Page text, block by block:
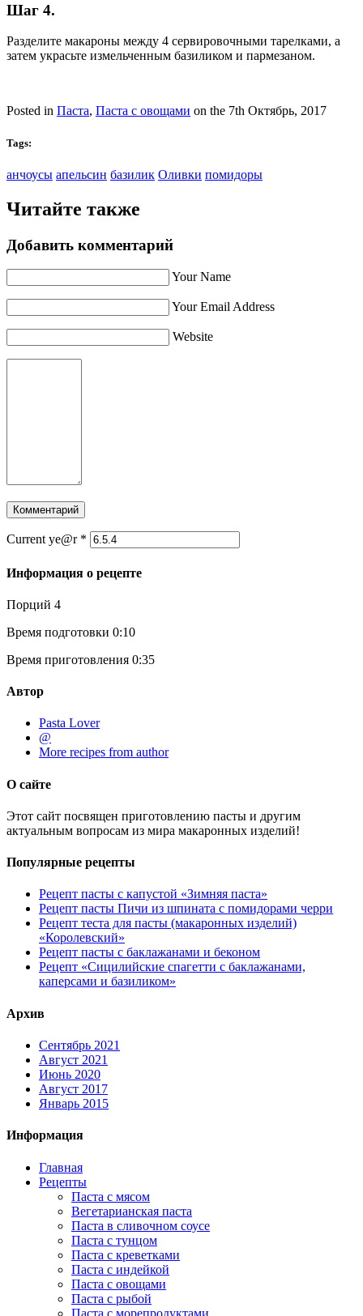
Шаг 4.
Разделите макароны между 4 сервировочными тарелками, а
затем украсьте измельченным базиликом и пармезаном.
Posted in Паста, Паста с овощами on the 7th Октябрь, 2017
Tags:
анчоусы апельсин базилик Оливки помидоры
Читайте также
Добавить комментарий
Your Name
Your Email Address
Website
Current ye@r *
Информация о рецепте
Порций 4
Время подготовки 0:10
Время приготовления 0:35
Автор
Pasta Lover
@
More recipes from author
О сайте
Этот сайт посвящен приготовлению пасты и другим
актуальным вопросам из мира макаронных изделий!
Популярные рецепты
Рецепт пасты с капустой «Зимняя паста»
Рецепт пасты Пичи из шпината с помидорами черри
Рецепт теста для пасты (макаронных изделий)
«Королевский»
Рецепт пасты с баклажанами и беконом
Рецепт «Сицилийские спагетти с баклажанами,
каперсами и базиликом»
Архив
Сентябрь 2021
Август 2021
Июнь 2020
Август 2017
Январь 2015
Информация
Главная
Рецепты
Паста с мясом
Вегетарианская паста
Паста в сливочном соусе
Паста с тунцом
Паста с креветками
Паста с индейкой
Паста с овощами
Паста с рыбой
Паста с морепродуктами